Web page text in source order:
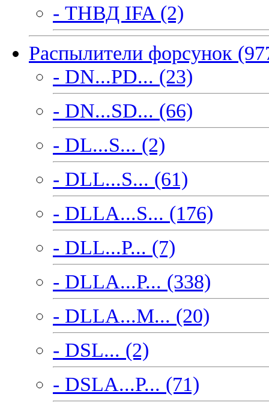
- ТНВД IFA (2)
Распылители форсунок
- DN...PD... (23)
- DN...SD... (66)
- DL...S... (2)
- DLL...S... (61)
- DLLA...S... (176)
- DLL...P... (7)
- DLLA...P... (338)
- DLLA...M... (20)
- DSL... (2)
- DSLA...P... (71)